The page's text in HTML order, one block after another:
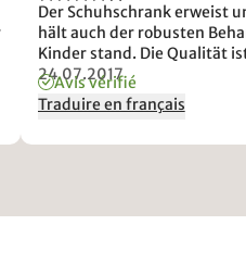
Der Schuhschrank erweist
hält auch der robusten
Kinder stand. Die Qualität
angemessen. Wir sind
mit der Wahl.
24.07.2017
Avis vérifié
Traduire en français